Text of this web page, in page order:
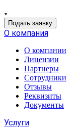
Подать заявку
О компания
О компании
Лицензии
Партнеры
Сотрудники
Отзывы
Реквизиты
Документы
Услуги